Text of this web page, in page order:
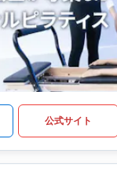
公式サイト